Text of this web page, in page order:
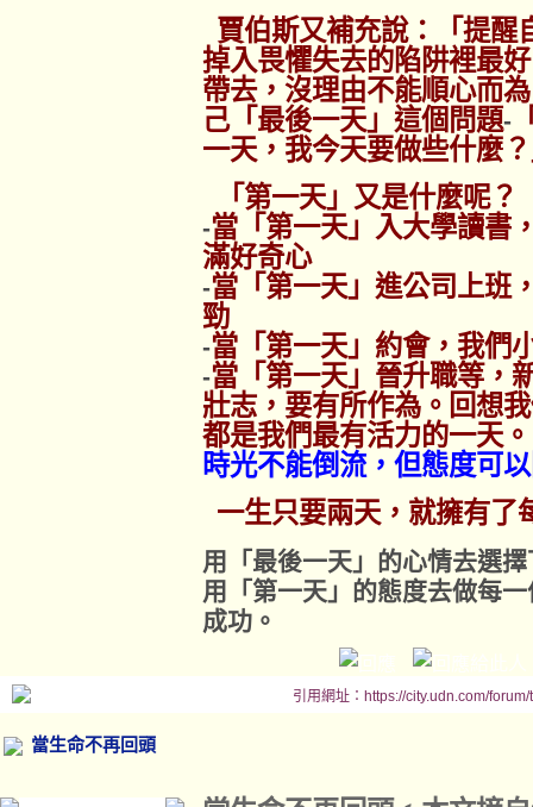
賈伯斯又補充說：「提醒
掉入畏懼失去的陷阱裡最
帶去，沒理由不能順心而
己「最後一天」這個問題-
一天，我今天要做些什麼
「第一天」又是什麼呢？
-當「第一天」入大學讀書
滿好奇心
-當「第一天」進公司上班
勁
-當「第一天」約會，我們
-當「第一天」晉升職等，
壯志，要有所作為。回想
都是我們最有活力的一天。
時光不能倒流，但態度可
一生只要兩天，就擁有了
用「最後一天」的心情去選
用「第一天」的態度去做每
成功。
引用網址：https://city.udn.com/
當生命不再回頭